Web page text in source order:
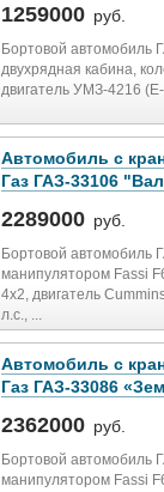
1259000 руб.
Бортовой автомобиль
двухрядная кабина,
двигатель УМЗ-4216
Автомобиль с
Газ ГАЗ-33106
2289000 руб.
Бортовой автомобиль
манипулятором Fassi
4х2, двигатель
л.с., ...
Автомобиль с
Газ ГАЗ-33086
2362000 руб.
Бортовой автомобиль
манипулятором Fassi